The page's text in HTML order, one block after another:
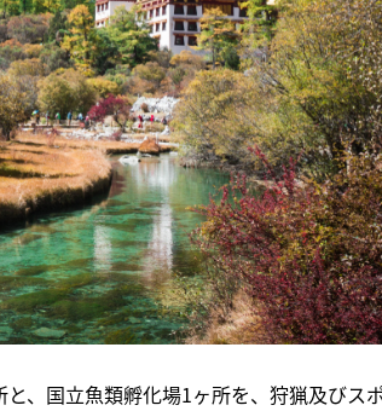
、国立魚類孵化場1ヶ所を、狩猟及びス